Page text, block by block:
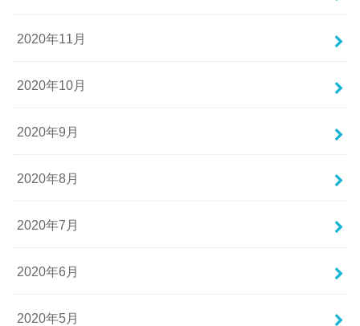
2020年11月
2020年10月
2020年9月
2020年8月
2020年7月
2020年6月
2020年5月